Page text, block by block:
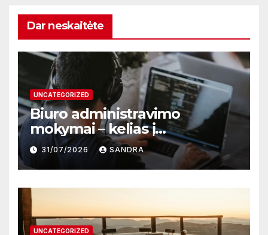
Dar neskaitėte
UNCATEGORIZED
Biuro administravimo
mokymai – kelias į
profesionalų ir efektyvų
darbą
31/07/2026 SANDRA
UNCATEGORIZED